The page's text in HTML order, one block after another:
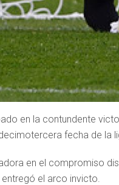
en la contundente
fecha de la
en el compromiso
el arco invicto.